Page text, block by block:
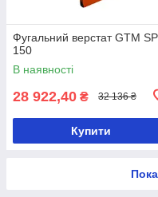
Фугальний верстат GTM
150
В наявності
28 922,40 ₴ 32 136 ₴
Купити